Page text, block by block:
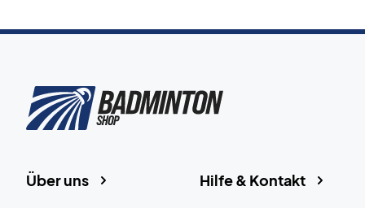
Hilfe & Kontakt
Über uns